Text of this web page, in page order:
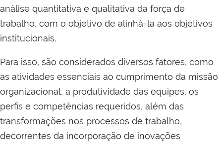
análise quantitativa e qualitativa da força de
trabalho, com o objetivo de alinhá-la aos objetivos
institucionais.
Para isso, são considerados diversos fatores, como
as atividades essenciais ao cumprimento da missão
organizacional, a produtividade das equipes, os
perfis e competências requeridos, além das
transformações nos processos de trabalho,
decorrentes da incorporação de inovações